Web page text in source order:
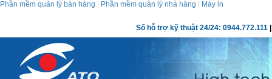
Phần mềm quản lý bán hàng Phần mềm quản lý nhà hàng Máy in
Số hỗ trợ kỹ thuật 24/24: 0944.772.111